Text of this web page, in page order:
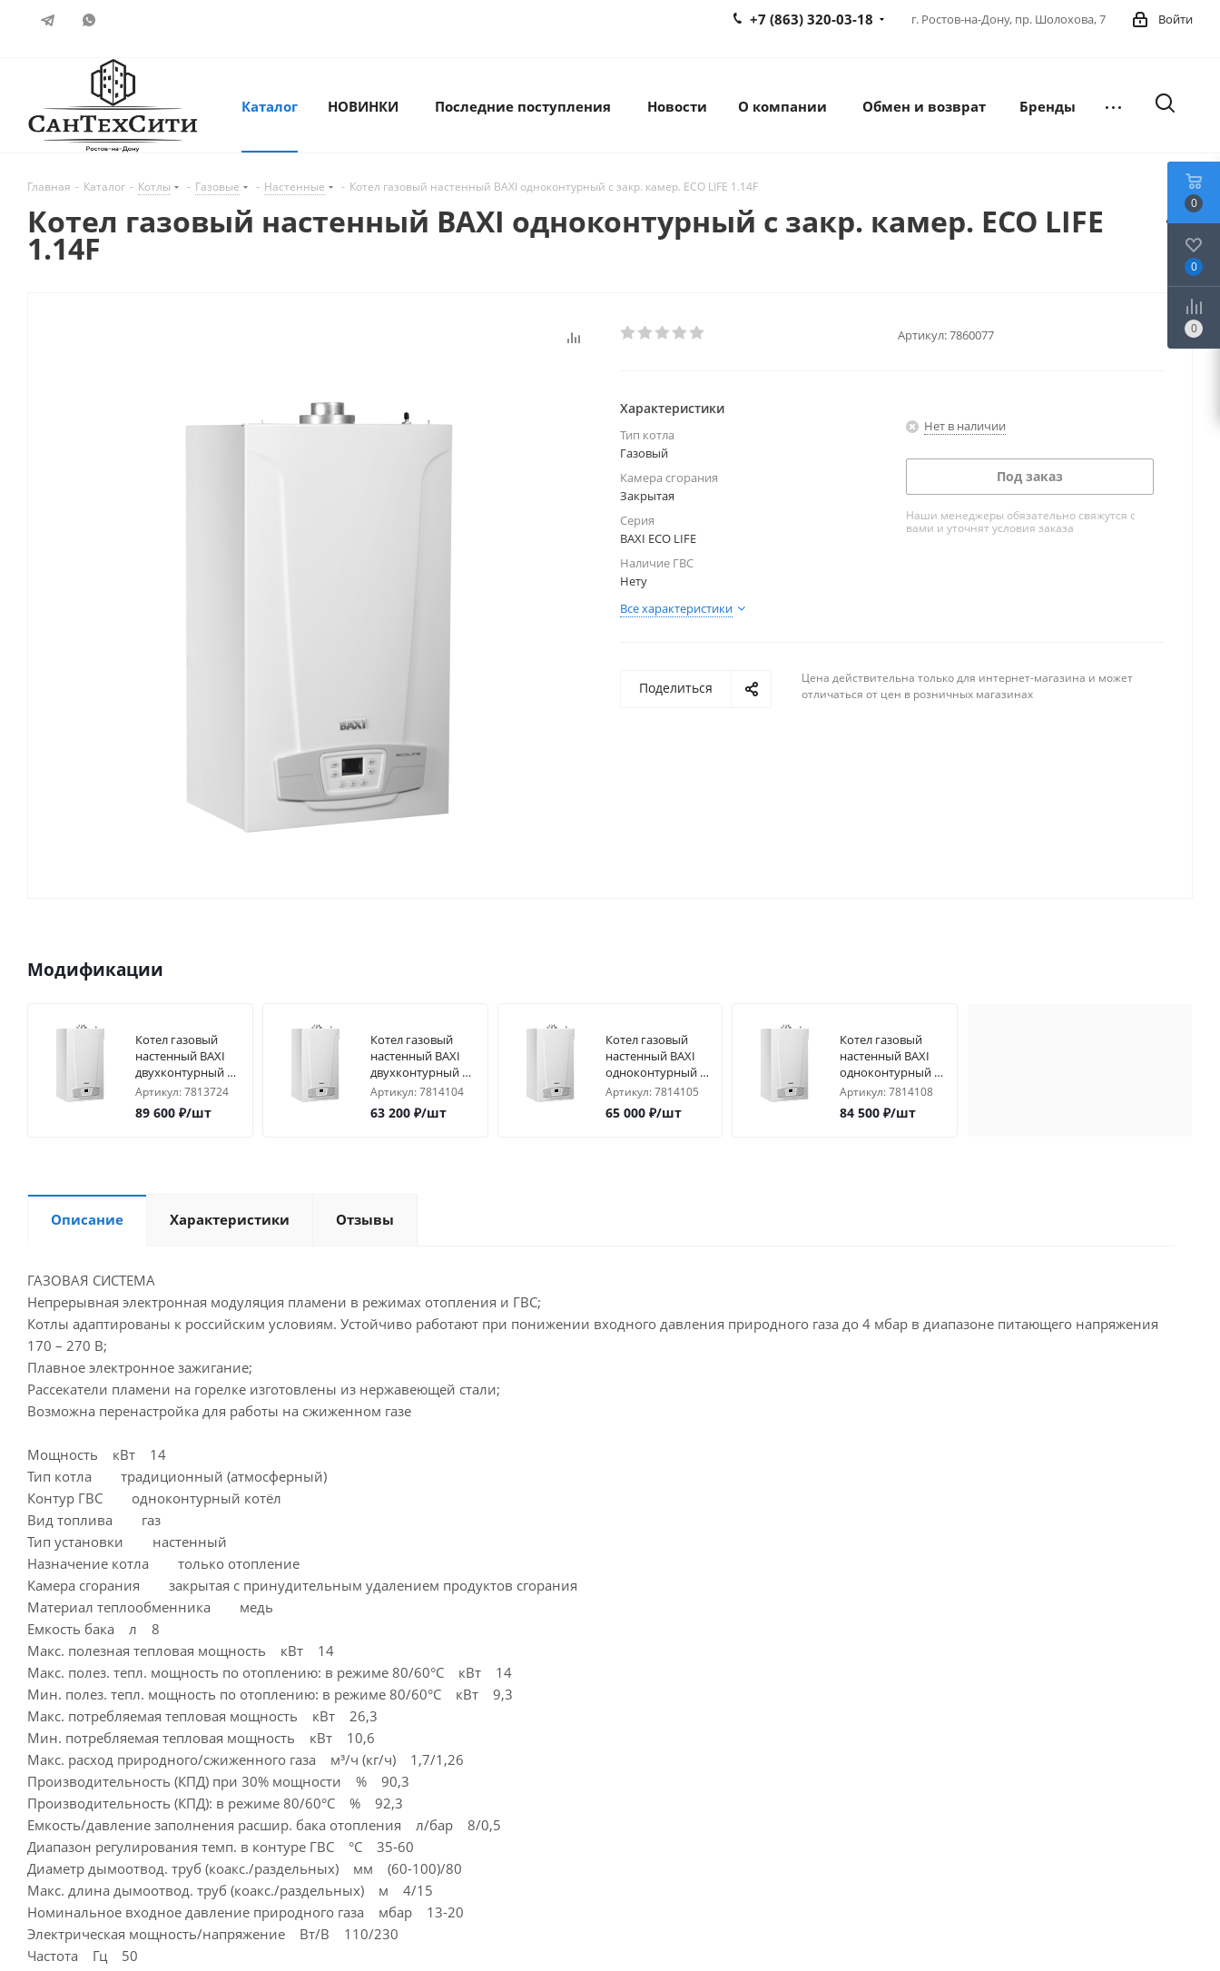
Войти
г. Ростов-на-Дону, пр. Шолохова, 7
+7 (863) 320-03-18
Каталог НОВИНКИ Последние поступления Новости О компании Обмен и возврат Бренды
Главная - Каталог - Котлы - Газовые - Настенные - Котел газовый настенный BAXI одноконтурный с закр. камер. ECO LIFE 1.14F
Котел газовый настенный BAXI одноконтурный с закр. камер. ECO LIFE
1.14F
Артикул:7860077
Характеристики
Тип котла
Газовый
Камера сгорания
Закрытая
Серия
BAXI ECO LIFE
Наличие ГВС
Нету
Все характеристики
Нет в наличии
Под заказ
Наши менеджеры обязательно свяжутся с
вами и уточнят условия заказа
Поделиться
Цена действительна только для интернет-магазина и может
отличаться от цен в розничных магазинах
Модификации
Котел газовый
настенный BAXI
двухконтурный с
закр. камер. ECO
LIFE 31F
Артикул:7813724
89 600 ₽/шт
Котел газовый
настенный BAXI
двухконтурный с
закр. камер. ECO
LIFE 24F
Артикул:7814104
63 200₽/шт
Котел газовый
настенный BAXI
одноконтурный с
закр. камер. ECO
LIFE 1.24F
Артикул:7814105
65 000₽/шт
Котел газовый
настенный BAXI
одноконтурный с
закр. камер. ECO
LIFE 1.31F
Артикул:7814108
84 500 ₽/шт
Описание Характеристики Отзывы
ГАЗОВАЯ СИСТЕМА
Непрерывная электронная модуляция пламени в режимах отопления и ГВС;
Котлы адаптированы к российским условиям. Устойчиво работают при понижении входного давления природного газа до 4 мбар в диапазоне питающего напряжения
170 – 270 В;
Плавное электронное зажигание;
Рассекатели пламени на горелке изготовлены из нержавеющей стали;
Возможна перенастройка для работы на сжиженном газе
Мощность кВт 14
Тип котла традиционный (атмосферный)
Контур ГВС одноконтурный котёл
Вид топлива газ
Тип установки настенный
Назначение котла только отопление
Камера сгорания закрытая с принудительным удалением продуктов сгорания
Материал теплообменника медь
Емкость бака л 8
Макс. полезная тепловая мощность кВт 14
Макс. полез. тепл. мощность по отоплению: в режиме 80/60°С кВт 14
Мин. полез. тепл. мощность по отоплению: в режиме 80/60°С кВт 9,3
Макс. потребляемая тепловая мощность кВт 26,3
Мин. потребляемая тепловая мощность кВт 10,6
Макс. расход природного/сжиженного газа м³/ч (кг/ч) 1,7/1,26
Производительность (КПД) при 30% мощности % 90,3
Производительность (КПД): в режиме 80/60°С % 92,3
Емкость/давление заполнения расшир. бака отопления л/бар 8/0,5
Диапазон регулирования темп. в контуре ГВС °С 35-60
Диаметр дымоотвод. труб (коакс./раздельных) мм (60-100)/80
Макс. длина дымоотвод. труб (коакс./раздельных) м 4/15
Номинальное входное давление природного газа мбар 13-20
Электрическая мощность/напряжение Вт/В 110/230
Частота Гц 50
0
0
0